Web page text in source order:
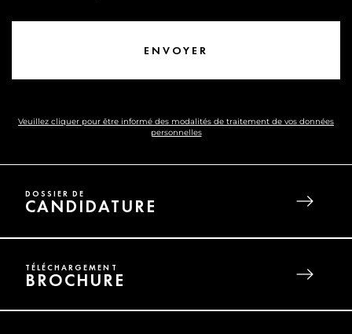
Veuillez cliquer pour être informé des modalités de traitement de vos données
personnelles
DOSSIER DE
CANDIDATURE
TÉLÉCHARGEMENT
BROCHURE